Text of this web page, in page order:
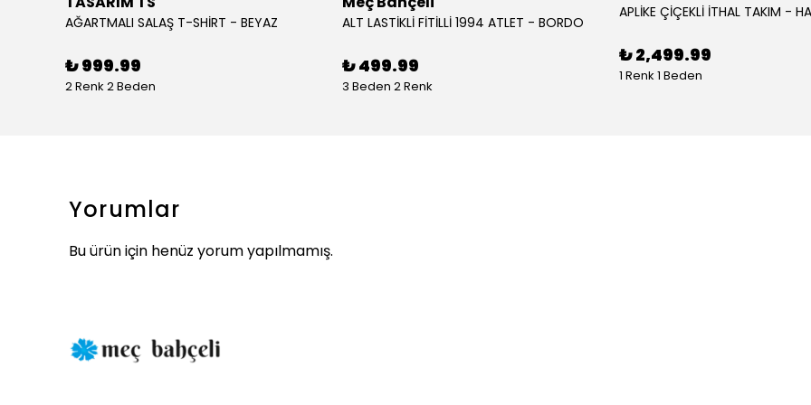
AĞARTMALI SALAŞ T-SHİRT - BEYAZ
₺ 999.99
2 Renk 2 Beden
ALT LASTİKLİ FİTİLLİ 1994 ATLET - BORDO
₺ 499.99
3 Beden 2 Renk
APLİKE ÇİÇEKLİ İTHAL TAKIM -
₺ 2,499.99
1 Renk 1 Beden
Yorumlar
Bu ürün için henüz yorum yapılmamış.